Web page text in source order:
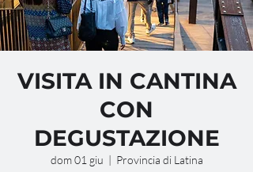
VISITA IN CANTINA
CON
DEGUSTAZIONE
dom 01 giu
  |
Provincia di Latina